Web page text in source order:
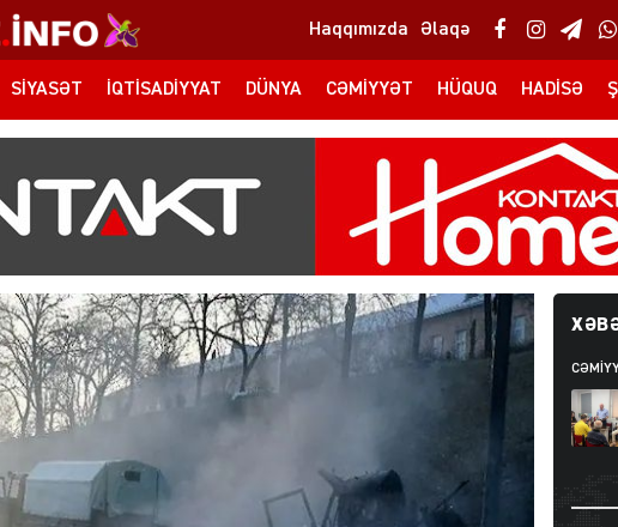
Haqqımızda Əlaqə
SIYASƏT İQTISADIYYAT DÜNYA CƏMIYYƏT HÜQUQ HADISƏ